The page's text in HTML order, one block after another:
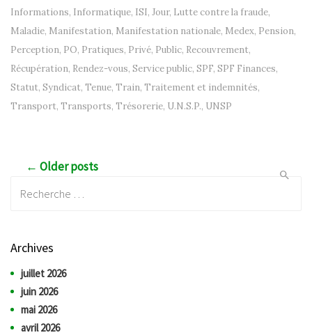
Informations, Informatique, ISI, Jour, Lutte contre la fraude,
Maladie, Manifestation, Manifestation nationale, Medex, Pension,
Perception, PO, Pratiques, Privé, Public, Recouvrement,
Récupération, Rendez-vous, Service public, SPF, SPF Finances,
Statut, Syndicat, Tenue, Train, Traitement et indemnités,
Transport, Transports, Trésorerie, U.N.S.P., UNSP
Post navigation
← Older posts
Archives
juillet 2026
juin 2026
mai 2026
avril 2026